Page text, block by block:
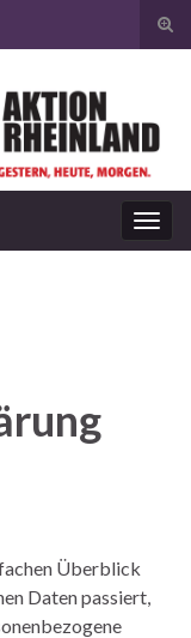
Überblick
Daten passiert,